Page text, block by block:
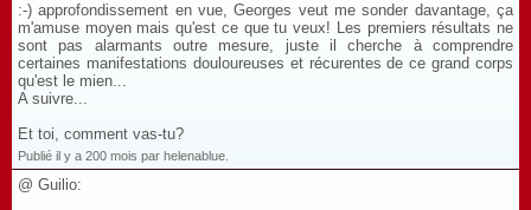
:-) approfondissement en vue, Georges veut me sonder davantage, ça
m'amuse moyen mais qu'est ce que tu veux! Les premiers résultats ne
sont pas alarmants outre mesure, juste il cherche à comprendre
certaines manifestations douloureuses et récurentes de ce grand corps
qu'est le mien...
A suivre...
Et toi, comment vas-tu?
Publié il y a 200 mois par helenablue.
@ Guilio: